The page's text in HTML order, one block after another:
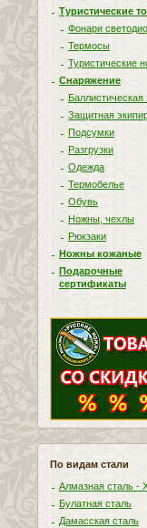
Туристические
Фонари
Термосы
Туристические
Снаряжение
Баллистическая
Защитная
Подсумки
Разгрузки
Одежда
Термобелье
Обувь
Ножны, чехлы
Рюкзаки
Ножны кожаные
Подарочные
сертификаты
По видам стали
Алмазная сталь -
Булатная сталь
Дамасская сталь